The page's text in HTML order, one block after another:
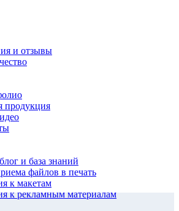
и отзывы
продукция
и база знаний
файлов в печать
к макетам
к рекламным материалам